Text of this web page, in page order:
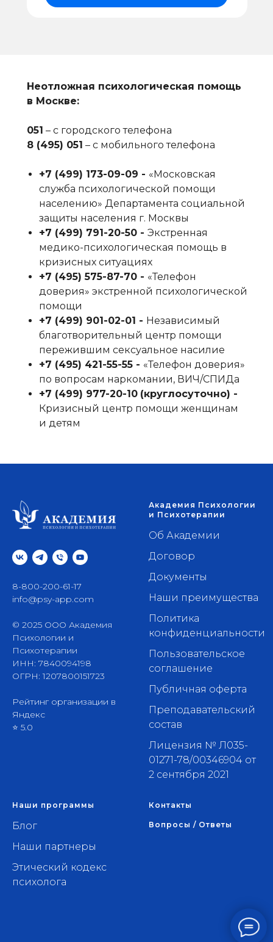
Неотложная психологическая помощь
в Москве:
051 – с городского телефона
8 (495) 051 – с мобильного телефона
+7 (499) 173-09-09‬ - «Московская
служба психологической помощи
населению» Департамента социальной
защиты населения г. Москвы
+7 (499) 791-20-50‬ - Экстренная
медико-психологическая помощь в
кризисных ситуациях
+7 (495) 575-87-70‬ - «Телефон
доверия» экстренной психологической
помощи
+7 (499) 901-02-01‬ - Независимый
благотворительный центр помощи
пережившим сексуальное насилие
+7 (495) 421-55-55‬ - «Телефон доверия»
по вопросам наркомании, ВИЧ/СПИДа
+7 (499) 977-20-10 (круглосуточно) -
Кризисный центр помощи женщинам
и детям
8-800-200-61-17
info@psy-app.com
© 2025 ООО Академия
Психологии и
Психотерапии
ИНН: 7840094198
ОГРН: 1207800151723
Рейтинг организации в
Яндекс
⭐ 5.0
Академия Психологии
и Психотерапии
Об Академии
Договор
Документы
Наши преимущества
Политика
конфиденциальности
Пользовательское
соглашение
Публичная оферта
Преподавательский
состав
Лицензия № Л035-
01271-78/00346904 от
2 сентября 2021
Наши программы
Блог
Наши партнеры
Этический кодекс
психолога
Контакты
Вопросы / Ответы